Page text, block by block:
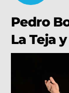
Pedro
La Teja